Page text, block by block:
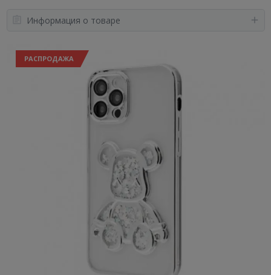
Информация о товаре
РАСПРОДАЖА